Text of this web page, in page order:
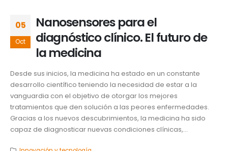
05
Oct
Nanosensores para el
diagnóstico clínico. El futuro de
la medicina
Desde sus inicios, la medicina ha estado en un constante
desarrollo científico teniendo la necesidad de estar a la
vanguardia con el objetivo de otorgar los mejores
tratamientos que den solución a las peores enfermedades.
Gracias a los nuevos descubrimientos, la medicina ha sido
capaz de diagnosticar nuevas condiciones clínicas,...